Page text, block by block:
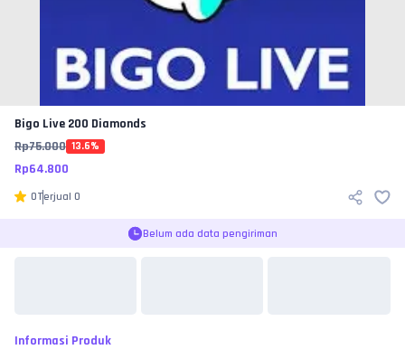
Bigo Live 200 Diamonds
Rp75.000 13.6%
Rp64.800
0Terjual 0
Belum ada data pengiriman
Informasi Produk